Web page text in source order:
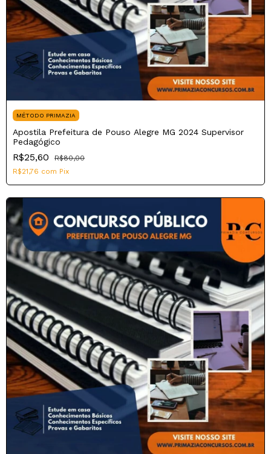
MÉTODO PRIMAZIA
Apostila Prefeitura de Pouso Alegre MG 2024 Supervisor
Pedagógico
R$25,60
R$80,00
R$21,76 com Pix